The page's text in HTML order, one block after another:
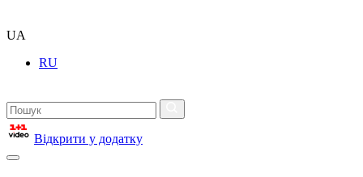
UA
RU
Відкрити у додатку